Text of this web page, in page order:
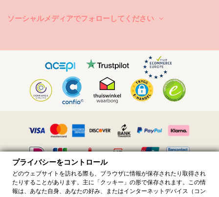
しいです。
ますと、柄や模様が変色したり、または、ビキニがストーンや真珠また
はフリルで装飾されている場合、洗っている最中に、擦れたりねじれた
り伸びたりすることを避けるためです。
水着に汚れがある場合は、まだ濡れている間に軽くたたくようにして下
さい。汚れが乾いたら、擦ったりなどして傷を付けないで下さい。染料
乾燥方法は？直射日光はお避け下さい。ビキニか水着をタオルの上に置
き、余計な水分を取り除くのにに優しく包んで下さい。タオルの上で平
らに置きにし、日陰干しで乾燥させて下さい。直射日光に当てますと、
色落ちすることがあります。ドライヤーは絶対に使わないで下さい。
布地に入り込んだ小さな砂粒子を取り除く方法は？ドライヤーの冷風な
どで砂を吹き飛ばして見て下さい。
ソーシャルメディアでフォローしてください
すべての価格には付加価値税が含まれています · 付加価値税番号
FR36509778270 · 無断転載を禁じます ©️2023 ブラジリアン ビキニ ショ
プライバシーをコントロール
どのウェブサイトを訪れる際も、ブラウザに情報が保存されたり取得され
たりすることがあります。主に「クッキー」の形で保存されます。この情
報は、あなた自身、あなたの好み、またはインターネットデバイス（コン